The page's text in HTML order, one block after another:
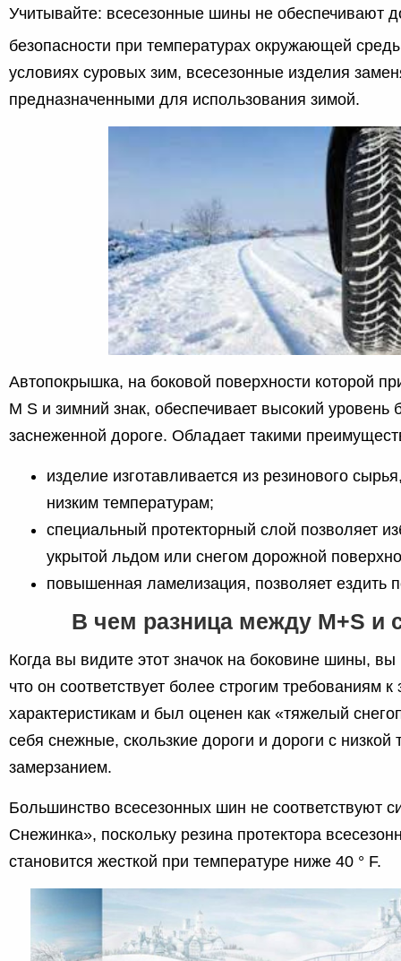
Учитывайте: всесезонные шины не обеспечивают
безопасности при температурах окружающей
условиях суровых зим, всесезонные изделия
предназначенными для использования зимой.
Автопокрышка, на боковой поверхности которой
M S и зимний знак, обеспечивает высокий уровень
заснеженной дороге. Обладает такими
изделие изготавливается из резинового
низким температурам;
специальный протекторный слой позволяет
укрытой льдом или снегом дорожной
повышенная ламелизация, позволяет ездить
В чем разница между M+S и
Когда вы видите этот значок на боковине шины,
что он соответствует более строгим требованиям
характеристикам и был оценен как «тяжелый
себя снежные, скользкие дороги и дороги с низкой
замерзанием.
Большинство всесезонных шин не соответствуют
Снежинка», поскольку резина протектора
становится жесткой при температуре ниже 40 ° F.